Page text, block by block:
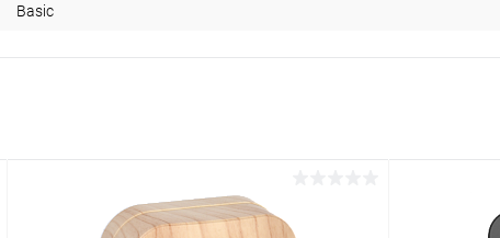
Basic